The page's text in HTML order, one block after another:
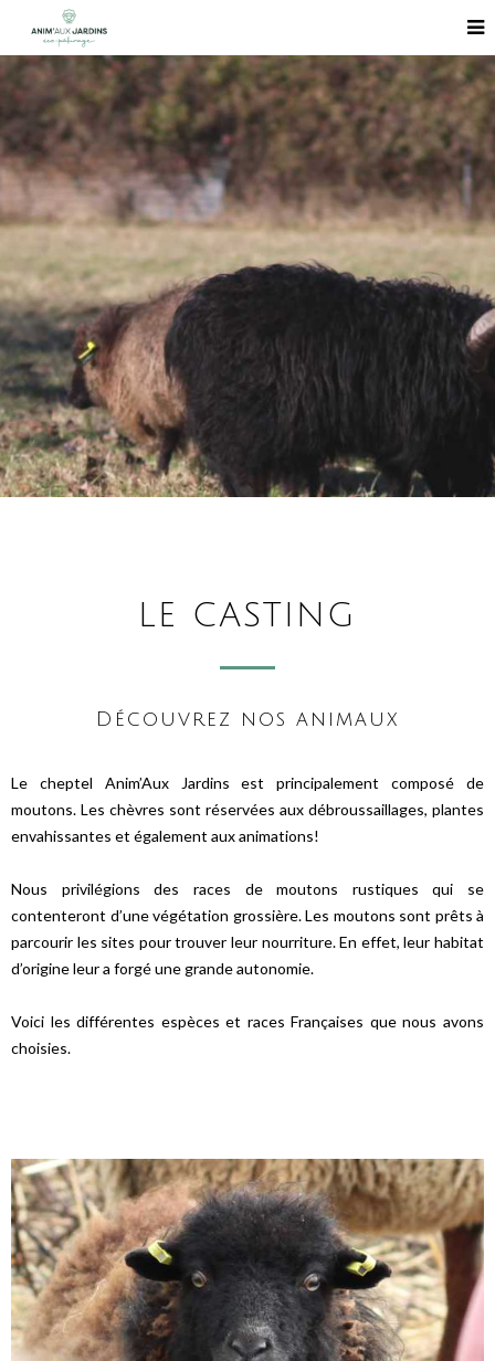
LE CASTING
Découvrez nos animaux
Le cheptel Anim’Aux Jardins est principalement composé de
moutons. Les chèvres sont réservées aux débroussaillages, plantes
envahissantes et également aux animations!
Nous privilégions des races de moutons rustiques qui se
contenteront d’une végétation grossière. Les moutons sont prêts à
parcourir les sites pour trouver leur nourriture. En effet, leur habitat
d’origine leur a forgé une grande autonomie.
Voici les différentes espèces et races Françaises que nous avons
choisies.